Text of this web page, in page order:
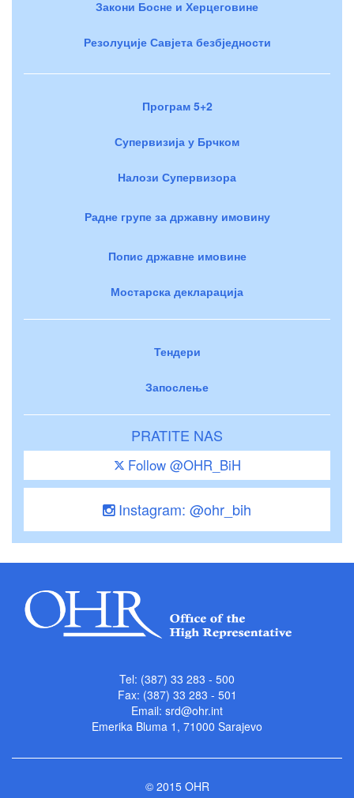
Закони Босне и Херцеговине
Резолуције Савјета безбједности
Програм 5+2
Супервизија у Брчком
Налози Супервизора
Радне групе за државну имовину
Попис државне имовине
Мостарска декларација
Тендери
Запослење
PRATITE NAS
Follow @OHR_BiH
Instagram: @ohr_bih
Tel: (387) 33 283 - 500
Fax: (387) 33 283 - 501
Email: srd@ohr.int
Emerika Bluma 1, 71000 Sarajevo
© 2015 OHR